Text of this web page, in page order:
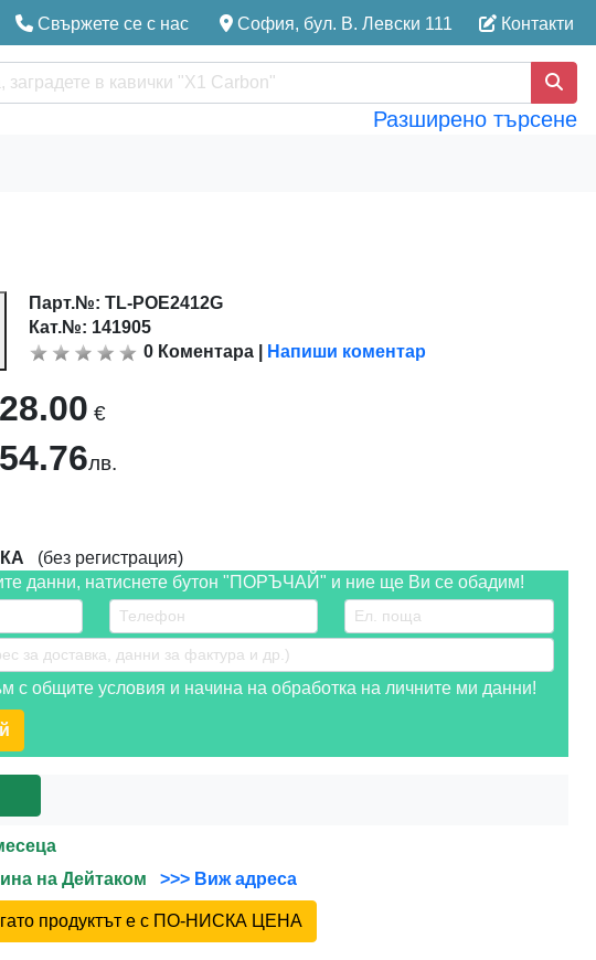
Свържете се с нас София, бул. В. Левски 111 Контакти
Разширено търсене
Парт.№: TL-POE2412G
Кат.№: 141905
0 Коментара Напиши коментар
28.00 €
54.76лв.
(без регистрация)
данни, натиснете бутон "ПОРЪЧАЙ" и ние ще Ви се обадим!
с общите условия и начина на обработка на личните ми данни!
на Дейтаком
>>> Виж адреса
продуктът е с ПО-НИСКА ЦЕНА